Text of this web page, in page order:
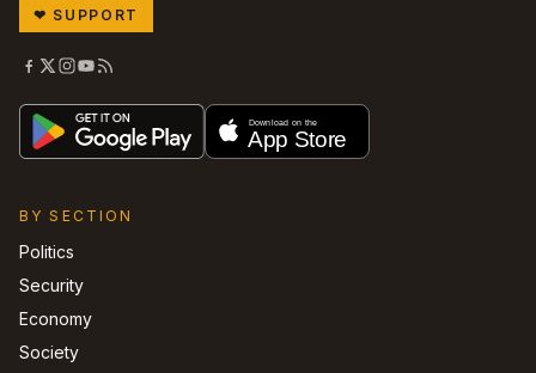
❤ SUPPORT
BY SECTION
Politics
Security
Economy
Society